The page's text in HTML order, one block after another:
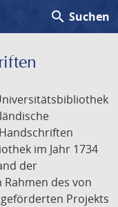
search Suchen
im Jahr 1734
der
des von
Projekts